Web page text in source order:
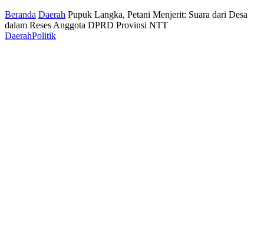
Beranda Daerah Pupuk Langka, Petani Menjerit: Suara dari Desa
dalam Reses Anggota DPRD Provinsi NTT
DaerahPolitik